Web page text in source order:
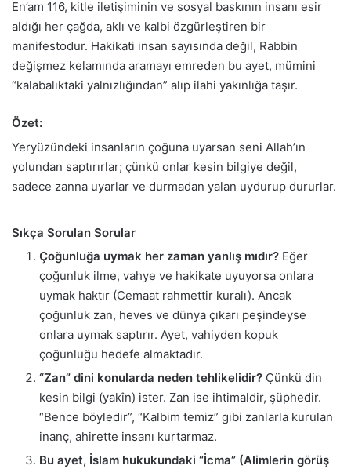
En’am 116, kitle iletişiminin ve sosyal baskının insanı esir
aldığı her çağda, aklı ve kalbi özgürleştiren bir
manifestodur. Hakikati insan sayısında değil, Rabbin
değişmez kelamında aramayı emreden bu ayet, mümini
“kalabalıktaki yalnızlığından” alıp ilahi yakınlığa taşır.
Özet:
Yeryüzündeki insanların çoğuna uyarsan seni Allah’ın
yolundan saptırırlar; çünkü onlar kesin bilgiye değil,
sadece zanna uyarlar ve durmadan yalan uydurup dururlar.
Sıkça Sorulan Sorular
Çoğunluğa uymak her zaman yanlış mıdır? Eğer
çoğunluk ilme, vahye ve hakikate uyuyorsa onlara
uymak haktır (Cemaat rahmettir kuralı). Ancak
çoğunluk zan, heves ve dünya çıkarı peşindeyse
onlara uymak saptırır. Ayet, vahiyden kopuk
çoğunluğu hedefe almaktadır.
“Zan” dini konularda neden tehlikelidir? Çünkü din
kesin bilgi (yakîn) ister. Zan ise ihtimaldir, şüphedir.
“Bence böyledir”, “Kalbim temiz” gibi zanlarla kurulan
inanç, ahirette insanı kurtarmaz.
Bu ayet, İslam hukukundaki “İcma” (Alimlerin görüş